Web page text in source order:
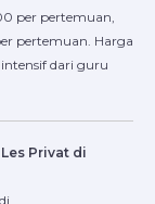
per pertemuan,
pertemuan. Harga
dari guru
Privat di